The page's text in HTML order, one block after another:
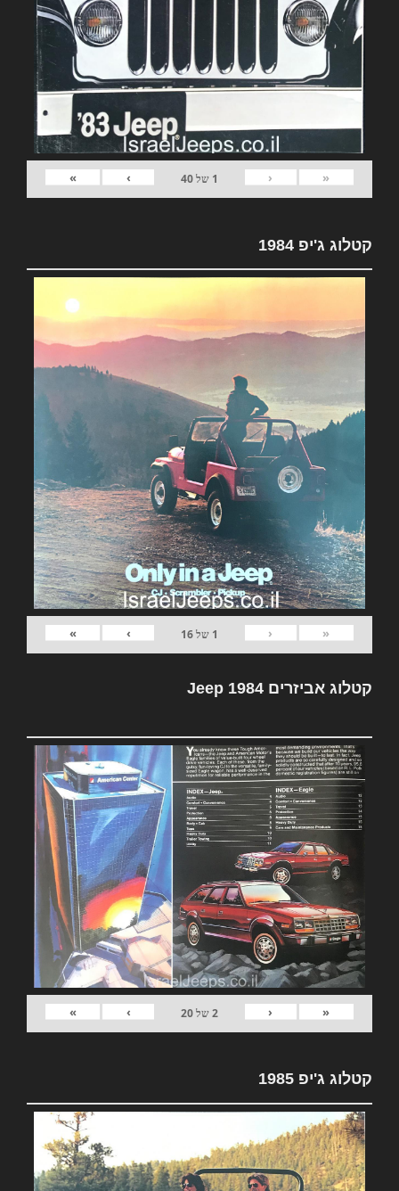
«
‹
1 של40
›
»
קטלוג ג'יפ 1984
«
‹
1 של16
›
»
קטלוג אביזרים Jeep 1984
«
‹
2של20
›
»
קטלוג ג'יפ 1985